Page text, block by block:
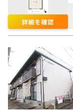
詳細を確認